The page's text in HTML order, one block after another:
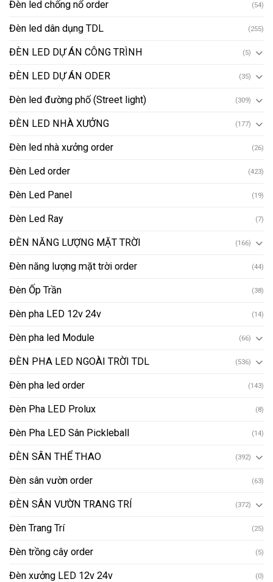
Đèn led chống nổ order (54)
Đèn led dân dụng TDL (255)
ĐÈN LED DỰ ÁN CÔNG TRÌNH (5)
ĐÈN LED DỰ ÁN ODER (35)
Đèn led đường phố (Street light) (309)
ĐÈN LED NHÀ XƯỞNG (177)
Đèn led nhà xưởng order (26)
Đèn Led order (423)
Đèn Led Panel (19)
Đèn Led Ray (7)
ĐÈN NĂNG LƯỢNG MẶT TRỜI (166)
Đèn năng lượng mặt trời order (44)
Đèn Ốp Trần (38)
Đèn pha LED 12v 24v (14)
Đèn pha led Module (66)
ĐÈN PHA LED NGOÀI TRỜI TDL (536)
Đèn pha led order (143)
Đèn Pha LED Prolux (8)
Đèn Pha LED Sân Pickleball (14)
ĐÈN SÂN THỂ THAO (392)
Đèn sân vườn order (63)
ĐÈN SÂN VƯỜN TRANG TRÍ (372)
Đèn Trang Trí (25)
Đèn trồng cây order (5)
Đèn xưởng LED 12v 24v (0)